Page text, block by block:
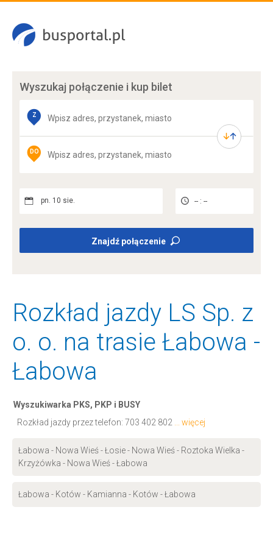
Wyszukaj połączenie i kup bilet
Z
DO
pn. 10 sie. -- : --
Znajdź połączenie
Rozkład jazdy LS Sp. z
o. o. na trasie Łabowa -
Łabowa
Wyszukiwarka PKS, PKP i BUSY
Rozkład jazdy przez telefon: 703 402 802 ... więcej
Łabowa - Nowa Wieś - Łosie - Nowa Wieś - Roztoka Wielka -
Krzyżówka - Nowa Wieś - Łabowa
Łabowa - Kotów - Kamianna - Kotów - Łabowa